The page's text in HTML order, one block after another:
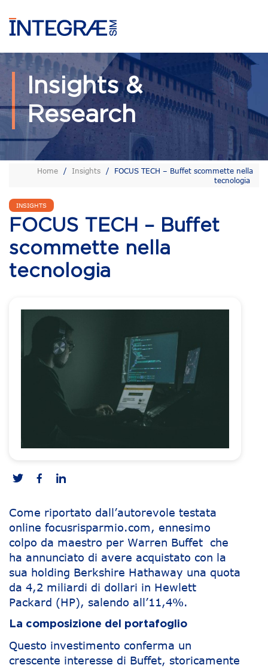
Insights &
Research
Home / Insights /
FOCUS TECH – Buffet scommette nella
tecnologia
INSIGHTS
FOCUS TECH – Buffet
scommette nella
tecnologia
Come riportato dall’autorevole testata
online focusrisparmio.com, ennesimo
colpo da maestro per Warren Buffet che
ha annunciato di avere acquistato con la
sua holding Berkshire Hathaway una quota
da 4,2 miliardi di dollari in Hewlett
Packard (HP), salendo all’11,4%.
La composizione del portafoglio
Questo investimento conferma un
crescente interesse di Buffet, storicamente